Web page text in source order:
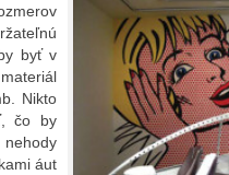
byť v
Nikto
čo by
áut